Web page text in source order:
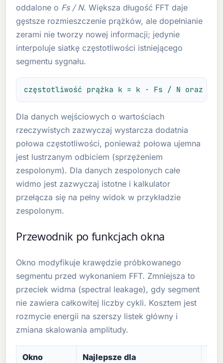
oddalone o Fs / N. Większa długość FFT daje
gęstsze rozmieszczenie prążków, ale dopełnianie
zerami nie tworzy nowej informacji; jedynie
interpoluje siatkę częstotliwości istniejącego
segmentu sygnału.
częstotliwość prążka k = k · Fs / N oraz Δf
Dla danych wejściowych o wartościach
rzeczywistych zazwyczaj wystarcza dodatnia
połowa częstotliwości, ponieważ połowa ujemna
jest lustrzanym odbiciem (sprzężeniem
zespolonym). Dla danych zespolonych całe
widmo jest zazwyczaj istotne i kalkulator
przełącza się na pełny widok w przykładzie
zespolonym.
Przewodnik po funkcjach okna
Okno modyfikuje krawędzie próbkowanego
segmentu przed wykonaniem FFT. Zmniejsza to
przeciek widma (spectral leakage), gdy segment
nie zawiera całkowitej liczby cykli. Kosztem jest
rozmycie energii na szerszy listek główny i
zmiana skalowania amplitudy.
Okno Najlepsze dla